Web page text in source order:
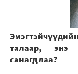
талаар, энэ
санагдлаа?